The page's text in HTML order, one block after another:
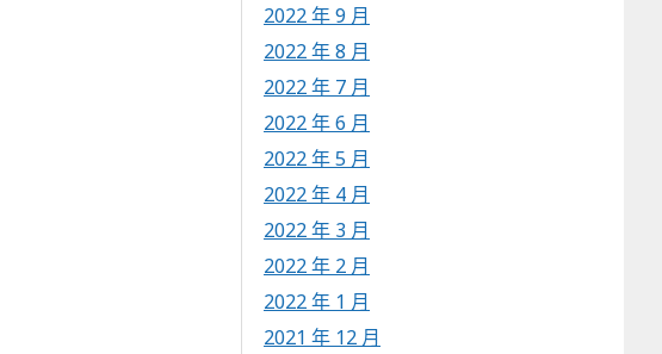
2022 年 9 月
2022 年 8 月
2022 年 7 月
2022 年 6 月
2022 年 5 月
2022 年 4 月
2022 年 3 月
2022 年 2 月
2022 年 1 月
2021 年 12 月